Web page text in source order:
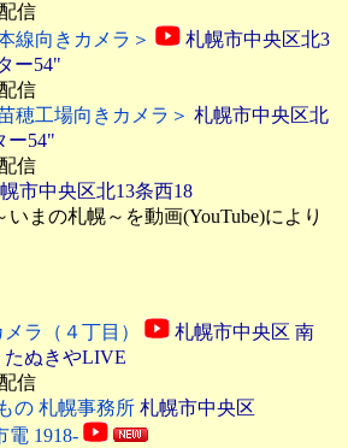
信
線向きカメラ＞
札幌市中央区北3
ー54"
信
穂工場向きカメラ＞ 札幌市中央区北
ー54"
信
市中央区北13条西18
いまの札幌～を動画(YouTube)により
ラ（４丁目）
札幌市中央区 南
たぬきやLIVE
信
の 札幌事務所 札幌市中央区
電 1918-